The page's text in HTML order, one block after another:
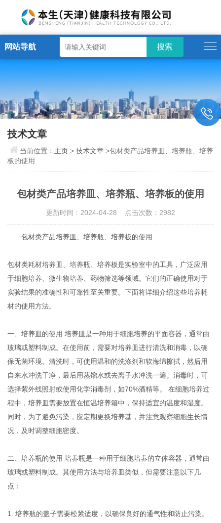
网站导航
技术文章
当前位置： 主页 >技术文章 >包材类产品培养皿、培养瓶、培养
板的使用
包材类产品培养皿、培养瓶、培养板的使用
更新时间：2024-04-28 点击次数：2982
包材类产品培养皿、培养瓶、培养板的使用
包材类耗材培养皿、培养瓶、培养板是实验室中的工具，广泛应用
于细胞培养、微生物培养、药物筛选等领域。它们的正确使用对于
实验结果的准确性和可靠性至关重要。下面将详细介绍这些培养耗
材的使用方法。
一、培养皿的使用 培养皿是一种用于细胞培养的平面容器，通常由
玻璃或塑料制成。在使用前，需要对培养皿进行清洗和消毒，以确
保无菌环境。清洗时，可使用温和的洗涤剂和软海绵擦拭，然后用
自来水冲洗干净，最后用蒸馏水或去离子水冲洗一遍。消毒时，可
选择紫外线照射或使用化学消毒剂，如70%酒精等。 在细胞培养过
程中，培养皿需要放置在恒温培养箱中，保持适宜的温度和湿度。
同时，为了避免污染，应定期更换培养基，并注意观察细胞生长情
况，及时调整细胞密度。
二、培养瓶的使用 培养瓶是一种用于细胞培养的立体容器，通常由
玻璃或塑料制成。其使用方法与培养皿类似，但需要注意以下几
点：
1. 培养瓶的盖子需要松紧适度，以确保良好的通气性和防止污染。